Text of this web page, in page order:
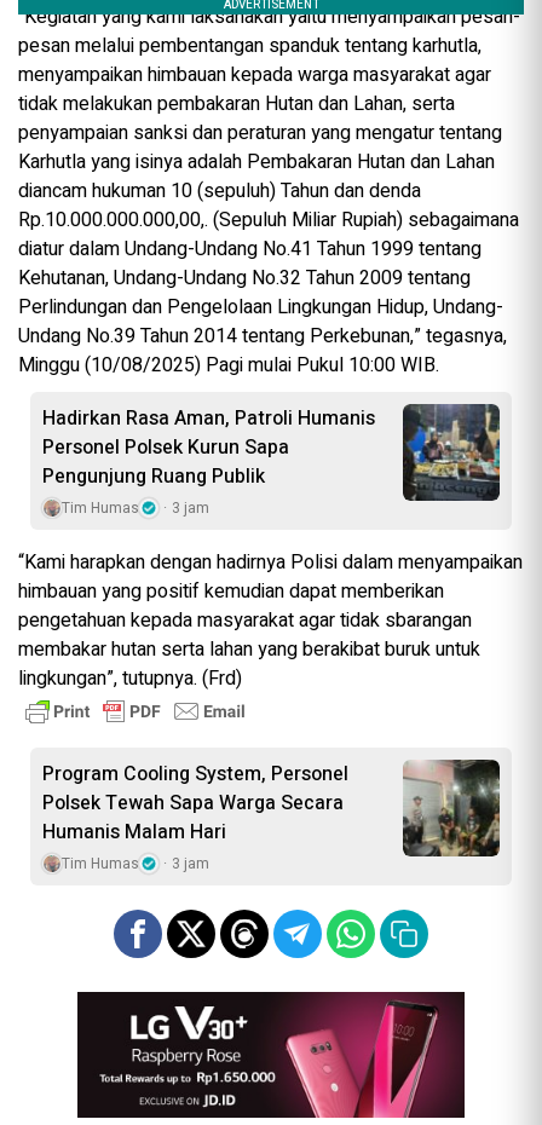
“Kegiatan yang kami laksanakan yaitu menyampaikan pesan-
pesan melalui pembentangan spanduk tentang karhutla,
menyampaikan himbauan kepada warga masyarakat agar
tidak melakukan pembakaran Hutan dan Lahan, serta
penyampaian sanksi dan peraturan yang mengatur tentang
Karhutla yang isinya adalah Pembakaran Hutan dan Lahan
diancam hukuman 10 (sepuluh) Tahun dan denda
Rp.10.000.000.000,00,. (Sepuluh Miliar Rupiah) sebagaimana
diatur dalam Undang-Undang No.41 Tahun 1999 tentang
Kehutanan, Undang-Undang No.32 Tahun 2009 tentang
Perlindungan dan Pengelolaan Lingkungan Hidup, Undang-
Undang No.39 Tahun 2014 tentang Perkebunan,” tegasnya,
Minggu (10/08/2025) Pagi mulai Pukul 10:00 WIB.
Hadirkan Rasa Aman, Patroli Humanis
Personel Polsek Kurun Sapa
Pengunjung Ruang Publik
Tim Humas 3 jam
“Kami harapkan dengan hadirnya Polisi dalam menyampaikan
himbauan yang positif kemudian dapat memberikan
pengetahuan kepada masyarakat agar tidak sbarangan
membakar hutan serta lahan yang berakibat buruk untuk
lingkungan”, tutupnya. (Frd)
Program Cooling System, Personel
Polsek Tewah Sapa Warga Secara
Humanis Malam Hari
Tim Humas 3 jam